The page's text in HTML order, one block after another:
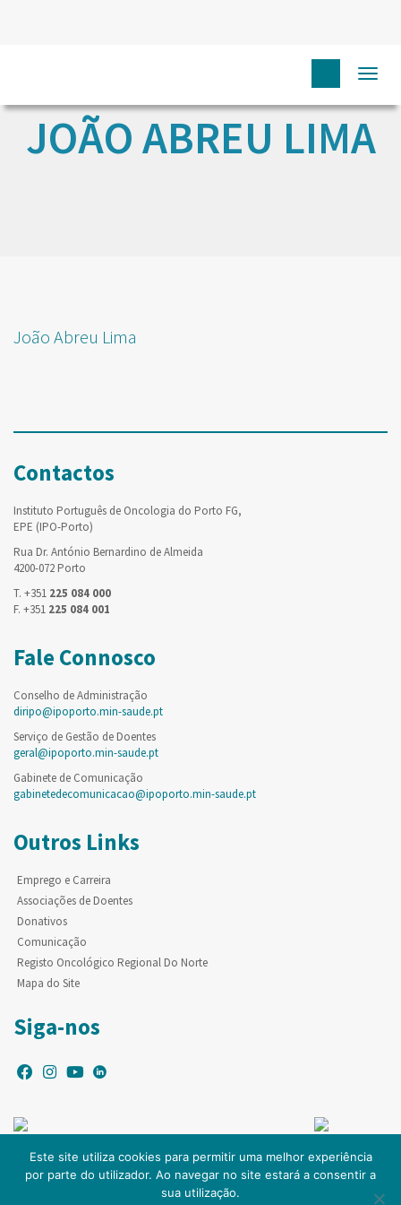
JOÃO ABREU LIMA
João Abreu Lima
Contactos
Instituto Português de Oncologia do Porto FG,
EPE (IPO-Porto)
Rua Dr. António Bernardino de Almeida
4200-072 Porto
T. +351 225 084 000
F. +351 225 084 001
Fale Connosco
Conselho de Administração
diripo@ipoporto.min-saude.pt
Serviço de Gestão de Doentes
geral@ipoporto.min-saude.pt
Gabinete de Comunicação
gabinetedecomunicacao@ipoporto.min-saude.pt
Outros Links
Emprego e Carreira
Associações de Doentes
Donativos
Comunicação
Registo Oncológico Regional Do Norte
Mapa do Site
Siga-nos
© Copyright IPO-PORTO. Todos os direitos reservados.
Este site utiliza cookies para permitir uma melhor experiência
por parte do utilizador. Ao navegar no site estará a consentir a
sua utilização.